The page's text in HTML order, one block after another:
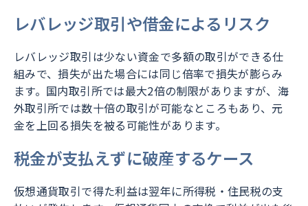
レバレッジ取引や借金によるリスク
レバレッジ取引は少ない資金で多額の取引ができる仕
組みで、損失が出た場合には同じ倍率で損失が膨らみ
ます。国内取引所では最大2倍の制限がありますが、海
外取引所では数十倍の取引が可能なところもあり、元
金を上回る損失を被る可能性があります。
税金が支払えずに破産するケース
仮想通貨取引で得た利益は翌年に所得税・住民税の支